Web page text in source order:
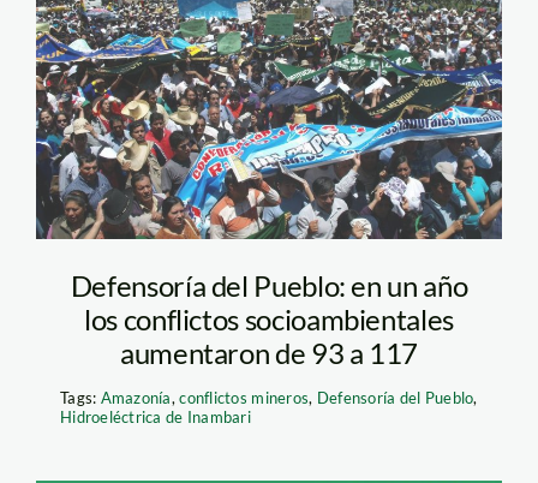
Defensoría del Pueblo: en un año
los conflictos socioambientales
aumentaron de 93 a 117
Tags: Amazonía,conflictos mineros, Defensoría del Pueblo,
Hidroeléctrica de Inambari